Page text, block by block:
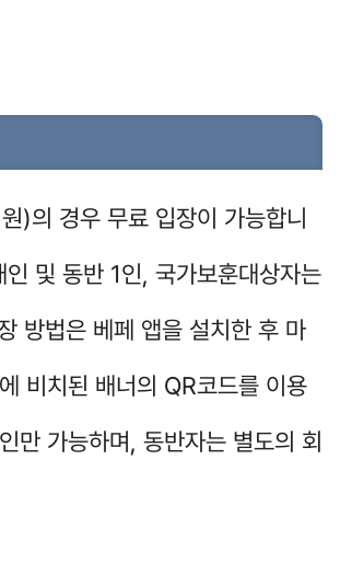
)의 경우 무료 입장이 가능합니
및 동반 1인, 국가보훈대상자는
방법은 베페 앱을 설치한 후 마
비치된 배너의 QR코드를 이용
만 가능하며, 동반자는 별도의 회